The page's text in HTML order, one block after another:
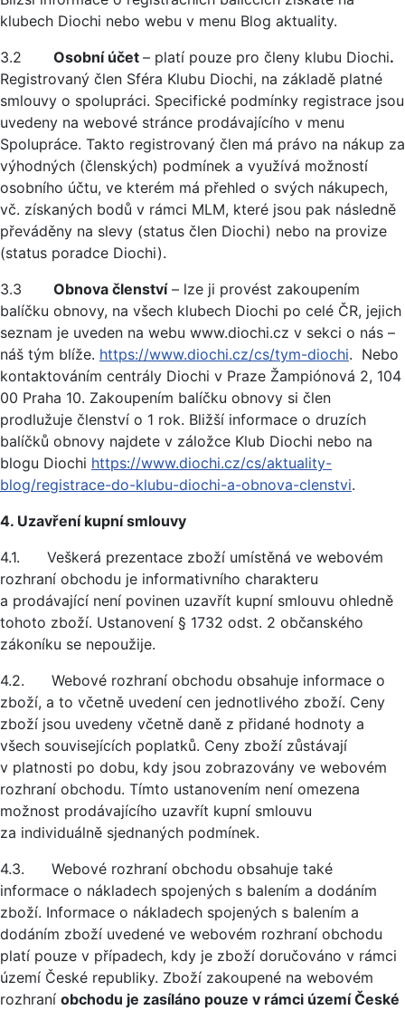
klubech Diochi nebo webu v menu Blog aktuality.
3.2 Osobní účet – platí pouze pro členy klubu Diochi.
Registrovaný člen Sféra Klubu Diochi, na základě platné
smlouvy o spolupráci. Specifické podmínky registrace jsou
uvedeny na webové stránce prodávajícího v menu
Spolupráce. Takto registrovaný člen má právo na nákup za
výhodných (členských) podmínek a využívá možností
osobního účtu, ve kterém má přehled o svých nákupech,
vč. získaných bodů v rámci MLM, které jsou pak následně
převáděny na slevy (status člen Diochi) nebo na provize
(status poradce Diochi).
3.3 Obnova členství– lze ji provést zakoupením
balíčku obnovy, na všech klubech Diochi po celé ČR, jejich
seznam je uveden na webu www.diochi.cz v sekci o nás –
náš tým blíže. https://www.diochi.cz/cs/tym-diochi. Nebo
kontaktováním centrály Diochi v Praze Žampiónová 2, 104
00 Praha 10. Zakoupením balíčku obnovy si člen
prodlužuje členství o 1 rok. Bližší informace o druzích
balíčků obnovy najdete v záložce Klub Diochi nebo na
blogu Diochi https://www.diochi.cz/cs/aktuality-
blog/registrace-do-klubu-diochi-a-obnova-clenstvi.
4. Uzavření kupní smlouvy
4.1. Veškerá prezentace zboží umístěná ve webovém
rozhraní obchodu je informativního charakteru
a prodávající není povinen uzavřít kupní smlouvu ohledně
tohoto zboží. Ustanovení § 1732 odst. 2 občanského
zákoníku se nepoužije.
4.2. Webové rozhraní obchodu obsahuje informace o
zboží, a to včetně uvedení cen jednotlivého zboží. Ceny
zboží jsou uvedeny včetně daně z přidané hodnoty a
všech souvisejících poplatků. Ceny zboží zůstávají
v platnosti po dobu, kdy jsou zobrazovány ve webovém
rozhraní obchodu. Tímto ustanovením není omezena
možnost prodávajícího uzavřít kupní smlouvu
za individuálně sjednaných podmínek.
4.3. Webové rozhraní obchodu obsahuje také
informace o nákladech spojených s balením a dodáním
zboží. Informace o nákladech spojených s balením a
dodáním zboží uvedené ve webovém rozhraní obchodu
platí pouze v případech, kdy je zboží doručováno v rámci
území České republiky. Zboží zakoupené na webovém
rozhraní obchodu je zasíláno pouze v rámci území České